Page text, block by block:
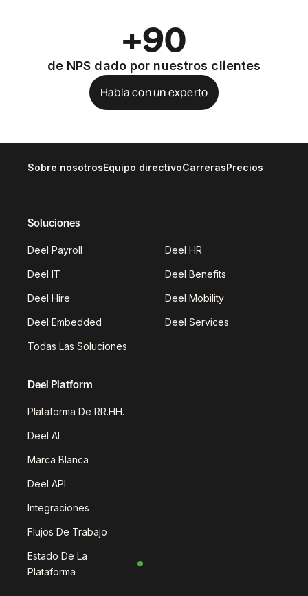
+90
de NPS dado por nuestros clientes
Habla con un experto
Sobre nosotrosEquipo directivoCarrerasPrecios
Soluciones
Deel Payroll Deel HR
Deel IT Deel Benefits
Deel Hire Deel Mobility
Deel Embedded Deel Services
Todas Las Soluciones
Deel Platform
Plataforma De RR.HH.
Deel AI
Marca Blanca
Deel API
Integraciones
Flujos De Trabajo
Estado De La
Plataforma